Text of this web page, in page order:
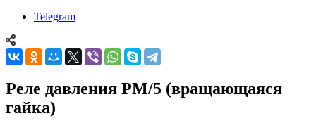
Telegram
Реле давления РМ/5 (вращающаяся
гайка)